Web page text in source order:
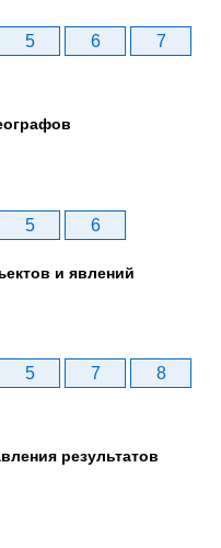
5 6
7
5 6
и явлений
5 7
8
результатов